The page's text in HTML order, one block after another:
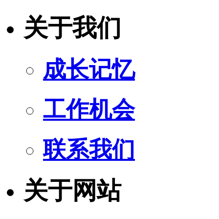
关于我们
成长记忆
工作机会
联系我们
关于网站